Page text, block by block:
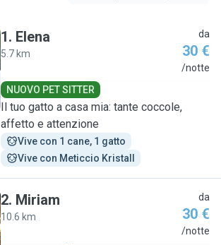
1. Elena
5.7 km
da
30 €
/notte
NUOVO PET SITTER
Il tuo gatto a casa mia: tante coccole,
affetto e attenzione
Vive con 1 cane, 1 gatto
Vive con Meticcio Kristall
2. Miriam
10.6 km
da
30 €
/notte